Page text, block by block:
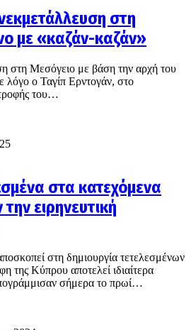
στη
με «καζάν-καζάν»
στη Μεσόγειο με βάση την αρχή του
λόγο ο Ταγίπ Ερντογάν, στο
του…
στα κατεχόμενα
ειρηνευτική
στη δημιουργία τετελεσμένων
της Κύπρου αποτελεί ιδιαίτερα
σήμερα το πρωί…